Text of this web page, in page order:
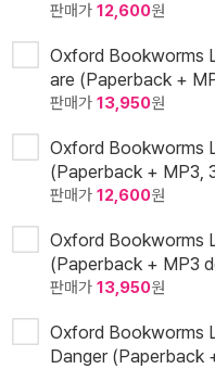
판매가 12,600원
Oxford Bookworms
are (Paperback +
판매가 13,950원
Oxford Bookworms
(Paperback + MP3,
판매가 12,600원
Oxford Bookworms
(Paperback + MP3
판매가 13,950원
Oxford Bookworms
Danger (Paperback